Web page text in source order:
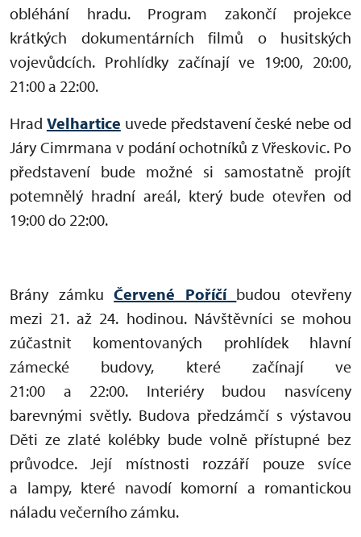
obléhání hradu. Program zakončí projekce
krátkých dokumentárních filmů o husitských
vojevůdcích. Prohlídky začínají ve 19:00, 20:00,
21:00 a 22:00.
Hrad Velhartice uvede představení české nebe od
Járy Cimrmana v podání ochotníků z Vřeskovic. Po
představení bude možné si samostatně projít
potemnělý hradní areál, který bude otevřen od
19:00 do 22:00.
Brány zámkuČervené Poříčí budou otevřeny
mezi 21. až 24. hodinou. Návštěvníci se mohou
zúčastnit komentovaných prohlídek hlavní
zámecké budovy, které začínají ve
21:00 a 22:00. Interiéry budou nasvíceny
barevnými světly. Budova předzámčí s výstavou
Děti ze zlaté kolébky bude volně přístupné bez
průvodce. Její místnosti rozzáří pouze svíce
a lampy, které navodí komorní a romantickou
náladu večerního zámku.